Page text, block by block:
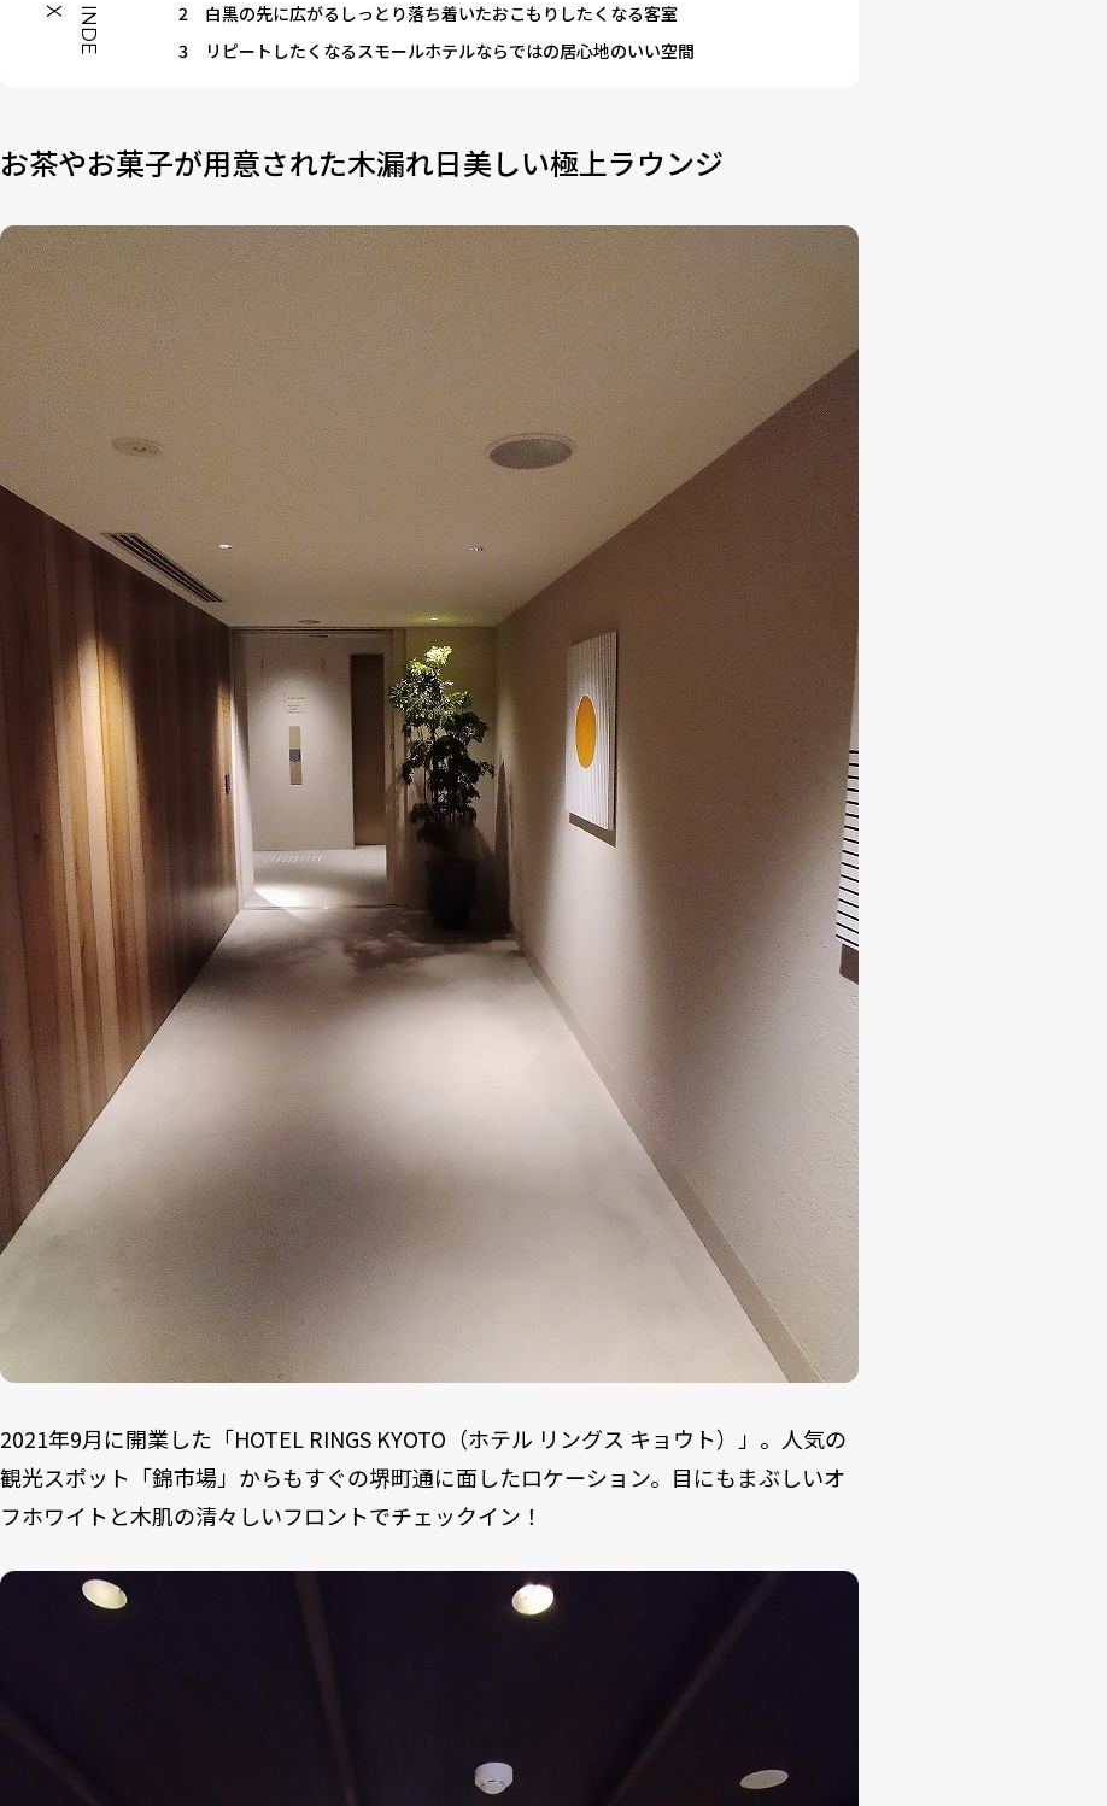
I
N
D
E
X
2
白黒の先に広がるしっとり落ち着いたおこもりしたくなる客室
3
リピートしたくなるスモールホテルならではの居心地のいい空間
お茶やお菓子が用意された木漏れ日美しい極上ラウンジ
2021年9月に開業した「HOTEL RINGS KYOTO（ホテル リングス キョウト）」。人気の
観光スポット「錦市場」からもすぐの堺町通に面したロケーション。目にもまぶしいオ
フホワイトと木肌の清々しいフロントでチェックイン！